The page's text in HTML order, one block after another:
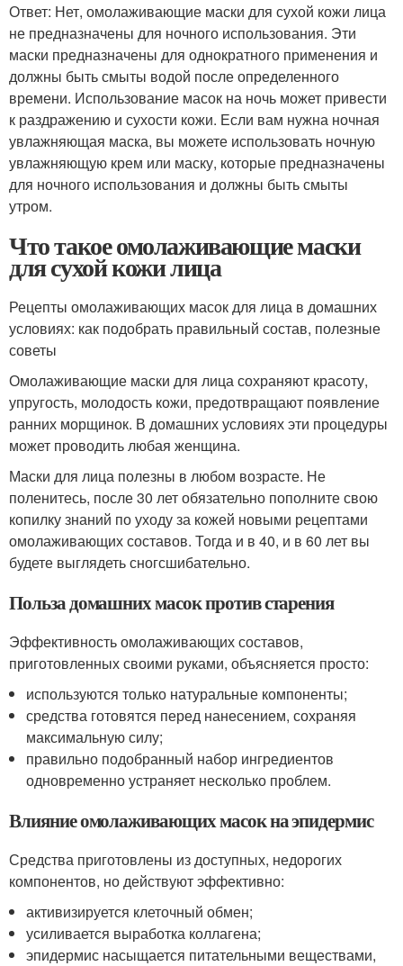
Ответ: Нет, омолаживающие маски для сухой кожи лица
не предназначены для ночного использования. Эти
маски предназначены для однократного применения и
должны быть смыты водой после определенного
времени. Использование масок на ночь может привести
к раздражению и сухости кожи. Если вам нужна ночная
увлажняющая маска, вы можете использовать ночную
увлажняющую крем или маску, которые предназначены
для ночного использования и должны быть смыты
утром.
Что такое омолаживающие маски
для сухой кожи лица
Рецепты омолаживающих масок для лица в домашних
условиях: как подобрать правильный состав, полезные
советы
Омолаживающие маски для лица сохраняют красоту,
упругость, молодость кожи, предотвращают появление
ранних морщинок. В домашних условиях эти процедуры
может проводить любая женщина.
Маски для лица полезны в любом возрасте. Не
поленитесь, после 30 лет обязательно пополните свою
копилку знаний по уходу за кожей новыми рецептами
омолаживающих составов. Тогда и в 40, и в 60 лет вы
будете выглядеть сногсшибательно.
Польза домашних масок против старения
Эффективность омолаживающих составов,
приготовленных своими руками, объясняется просто:
используются только натуральные компоненты;
средства готовятся перед нанесением, сохраняя
максимальную силу;
правильно подобранный набор ингредиентов
одновременно устраняет несколько проблем.
Влияние омолаживающих масок на эпидермис
Средства приготовлены из доступных, недорогих
компонентов, но действуют эффективно:
активизируется клеточный обмен;
усиливается выработка коллагена;
эпидермис насыщается питательными веществами,